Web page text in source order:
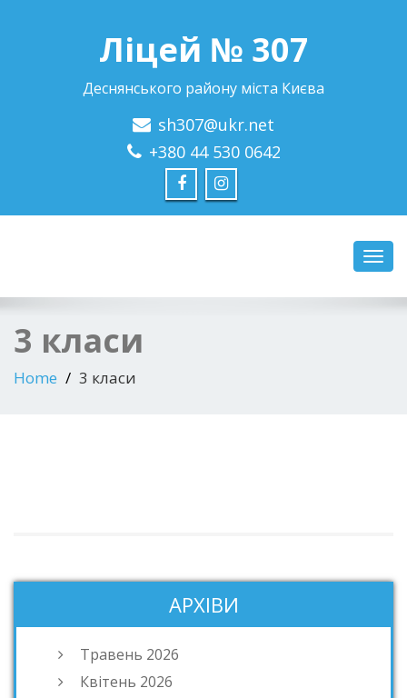
Ліцей № 307
Деснянського району міста Києва
sh307@ukr.net
+380 44 530 0642
3 класи
Home 3 класи
АРХІВИ
Травень 2026
Квітень 2026